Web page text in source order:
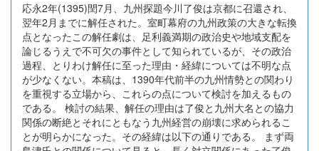
応永2年(1395)閏7月、九州探題今川了俊は京都に召還され、
翌年2月までに解任された。室町幕府の九州政策の大きな転換
点となったこの解任劇は、足利義満期の政治史や地域支配を
論じるうえで不可欠の事件として知られているが、その政治
過程、とりわけ解任に至った理由・経緯については不明な点
が少なくない。本稿は、1390年代前半の九州情勢との関わり
を重視する立場から、これらの点について検討を加えるもの
である。 検討の結果、解任の理由は了俊と九州大名との協力
関係の断絶とそれにともなう九州経営の崩壊に求められるこ
とが明らかになった。その経緯は以下の通りである。 まず両